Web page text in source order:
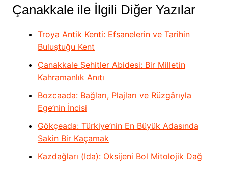
Çanakkale ile İlgili Diğer Yazılar
Troya Antik Kenti: Efsanelerin ve Tarihin
Buluştuğu Kent
Çanakkale Şehitler Abidesi: Bir Milletin
Kahramanlık Anıtı
Bozcaada: Bağları, Plajları ve Rüzgârıyla
Ege’nin İncisi
Gökçeada: Türkiye’nin En Büyük Adasında
Sakin Bir Kaçamak
Kazdağları (Ida): Oksijeni Bol Mitolojik Dağ